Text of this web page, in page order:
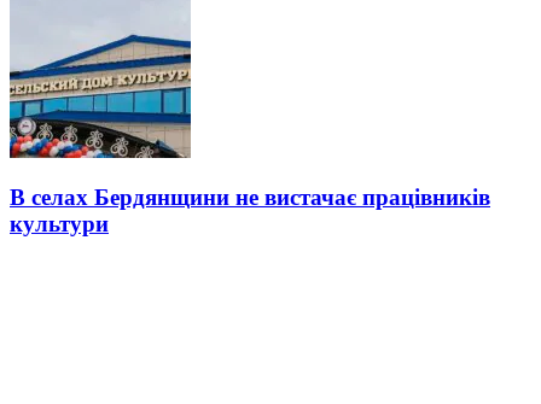
В селах Бердянщини не вистачає працівників
культури